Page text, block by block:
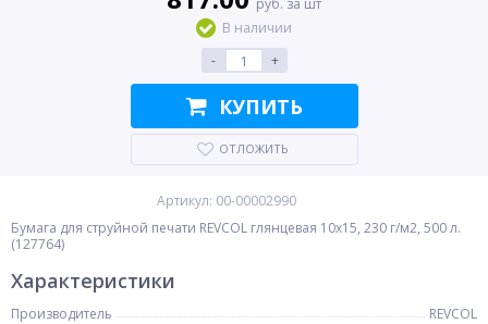
руб. за шт
В наличии
-
+
КУПИТЬ
ОТЛОЖИТЬ
Артикул: 00-00002990
Бумага для струйной печати REVCOL глянцевая 10x15, 230 г/м2, 500 л.
(127764)
Характеристики
Производитель
REVCOL